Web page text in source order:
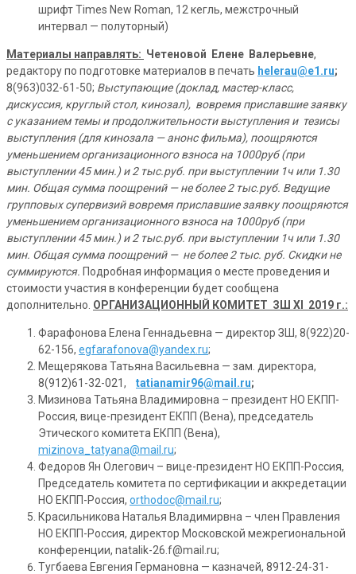
шрифт Times New Roman, 12 кегль, межстрочный
интервал — полуторный)
Материалы направлять: Четеновой Елене Валерьевне,
редактору по подготовке материалов в печать helerau@e1.ru;
8(963)032-61-50; Выступающие (доклад, мастер-класс,
дискуссия, круглый стол, кинозал), вовремя приславшие заявку
с указанием темы и продолжительности выступления и тезисы
выступления (для кинозала — анонс фильма), поощряются
уменьшением организационного взноса на 1000руб (при
выступлении 45 мин.) и 2 тыс.руб. при выступлении 1ч или 1.30
мин. Общая сумма поощрений — не более 2 тыс.руб. Ведущие
групповых супервизий вовремя приславшие заявку поощряются
уменьшением организационного взноса на 1000руб (при
выступлении 45 мин.) и 2 тыс.руб. при выступлении 1ч или 1.30
мин. Общая сумма поощрений — не более 2 тыс. руб. Скидки не
суммируются. Подробная информация о месте проведения и
стоимости участия в конференции будет сообщена
дополнительно. ОРГАНИЗАЦИОННЫЙ КОМИТЕТ ЗШ XI 2019 г.:
Фарафонова Елена Геннадьевна — директор ЗШ, 8(922)20-
62-156, egfarafonova@yandex.ru;
Мещерякова Татьяна Васильевна — зам. директора,
8(912)61-32-021,
tatianamir96@mail.ru;
Мизинова Татьяна Владимировна – президент НО ЕКПП-
Россия, вице-президент ЕКПП (Вена), председатель
Этического комитета ЕКПП (Вена),
mizinova_tatyana@mail.ru;
Федоров Ян Олегович – вице-президент НО ЕКПП-Россия,
Председатель комитета по сертификации и аккредетации
НО ЕКПП-Россия, orthodoc@mail.ru;
Красильникова Наталья Владимирвна – член Правления
НО ЕКПП-Россия, директор Московской межрегиональной
конференции, natalik-26.f@mail.ru;
Тугбаева Евгения Германовна — казначей, 8912-24-31-